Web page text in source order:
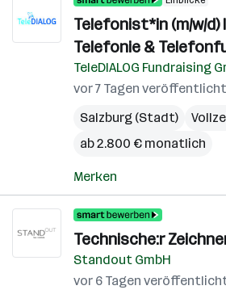
Telefonist*in (m/w/d)
Telefonie &
TeleDIALOG Fundraising
vor 7 Tagen veröffentlicht
Salzburg (Stadt)
ab 2.800 € monatlich
Merken
Technische:r
Standout GmbH
vor 6 Tagen